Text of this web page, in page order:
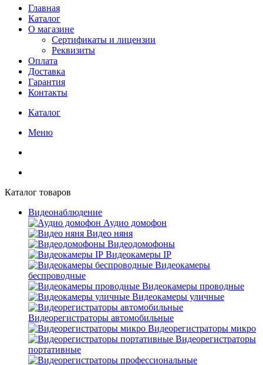
Главная
Каталог
О магазине
Сертификаты и лицензии
Реквизиты
Оплата
Доставка
Гарантия
Контакты
Каталог
Меню
Каталог товаров
Видеонаблюдение
Аудио домофон
Видео няня
Видеодомофоны
Видеокамеры IP
Видеокамеры
беспроводные
Видеокамеры проводные
Видеокамеры уличные
Видеорегистраторы автомобильные
Видеорегистраторы микро
Видеорегистраторы
портативные